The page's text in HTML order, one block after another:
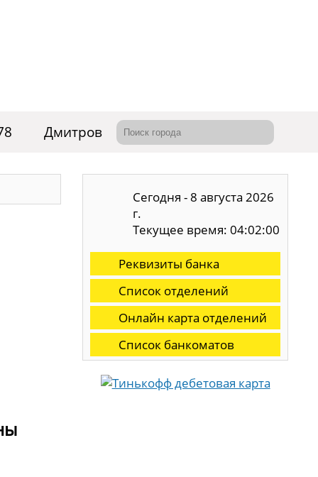
Дмитров
Сегодня - 8 августа 2026
г.
Текущее время: 04:02:01
Реквизиты банка
Список отделений
Онлайн карта отделений
Список банкоматов